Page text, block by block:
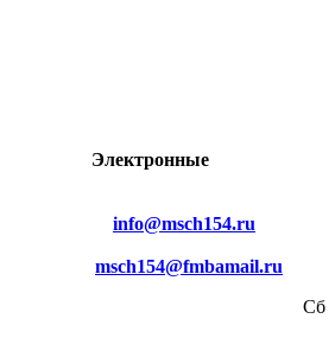
Электронные
info@msch154.ru
msch154@fmbamail.ru
Сб